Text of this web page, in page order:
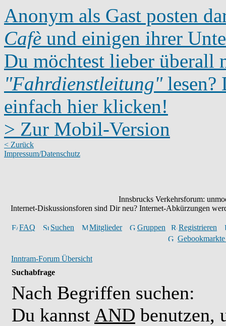
Anonym als Gast posten
Cafè und einigen ihrer
Du möchtest lieber überall
"Fahrdienstleitung"lesen?
einfach hier klicken!
> Zur Mobil-Version
< Zurück
Impressum/Datenschutz
Innsbrucks Verkehrsforum:
Internet-Diskussionsforen sind Dir neu? Internet-Abkürzungen
FAQ Suchen Mitglieder Gruppen
Registrieren
Inntram-Forum Übersicht
Suchabfrage
Nach Begriffen suchen:
Du kannst AND benutzen,